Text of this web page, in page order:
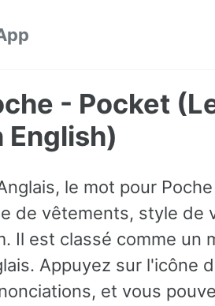
- Pocket
English)
le mot pour
de vêtements, style de
Il est classé comme un
Appuyez sur l'icône
et vous